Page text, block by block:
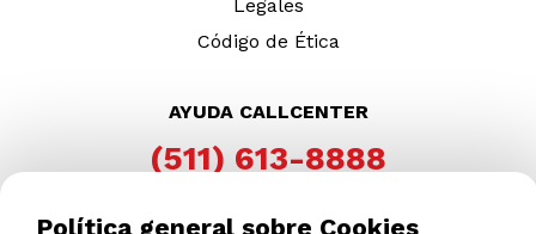
Legales
Código de Ética
AYUDA CALLCENTER
(511) 613-8888
Política general sobre Cookies